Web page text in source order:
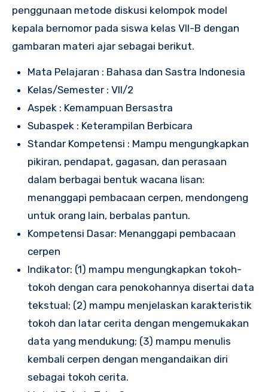
penggunaan metode diskusi kelompok model
kepala bernomor pada siswa kelas VII-B dengan
gambaran materi ajar sebagai berikut.
Mata Pelajaran : Bahasa dan Sastra Indonesia
Kelas/Semester : VII/2
Aspek : Kemampuan Bersastra
Subaspek : Keterampilan Berbicara
Standar Kompetensi : Mampu mengungkapkan
pikiran, pendapat, gagasan, dan perasaan
dalam berbagai bentuk wacana lisan:
menanggapi pembacaan cerpen, mendongeng
untuk orang lain, berbalas pantun.
Kompetensi Dasar: Menanggapi pembacaan
cerpen
Indikator: (1) mampu mengungkapkan tokoh-
tokoh dengan cara penokohannya disertai data
tekstual; (2) mampu menjelaskan karakteristik
tokoh dan latar cerita dengan mengemukakan
data yang mendukung; (3) mampu menulis
kembali cerpen dengan mengandaikan diri
sebagai tokoh cerita.